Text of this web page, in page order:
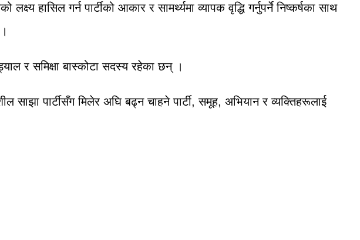
हासिल गर्न पार्टीको आकार र सामर्थ्यमा व्यापक वृद्धि गर्नुपर्ने निष्कर्षका साथ
र समिक्षा बास्कोटा सदस्य रहेका छन् ।
पार्टीसँग मिलेर अघि बढ्न चाहने पार्टी, समूह, अभियान र व्यक्तिहरूलाई